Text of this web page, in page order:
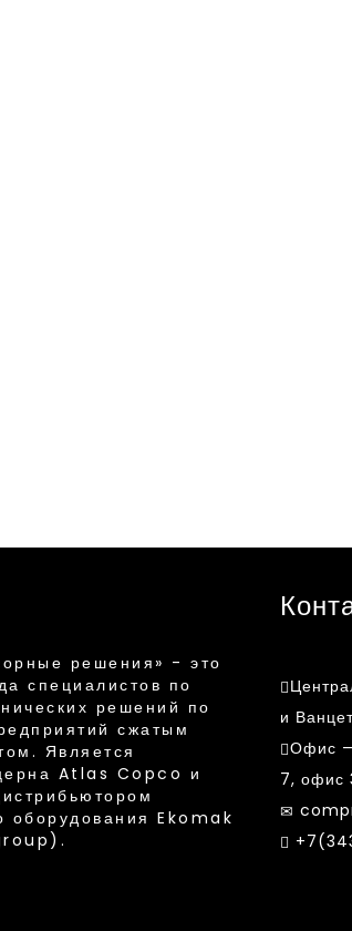
решения» - это
специалистов по
решений по
сжатым
Является
Atlas Copco и
оборудования Ekomak
и
Офис
7, офис